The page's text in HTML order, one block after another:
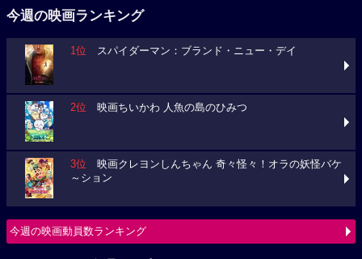
今週の映画ランキング
1位 スパイダーマン：ブランド・ニュー・デイ
2位 映画ちいかわ 人魚の島のひみつ
3位 映画クレヨンしんちゃん 奇々怪々！オラの妖怪バケ
～ション
今週の映画動員数ランキング